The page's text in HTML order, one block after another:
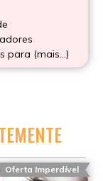
para (mais…)
Oferta Imperdível